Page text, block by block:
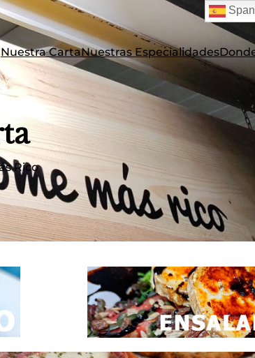
Nuestra CartaNuestras Especialidades
Rico